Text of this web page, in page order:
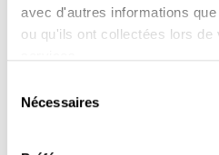
avec d'autres informations
ou qu'ils ont collectées lors de
Nécessaires
Pour éviter un double
pas éligibles les formations
d’autres dispositions légales
Les formations doivent se